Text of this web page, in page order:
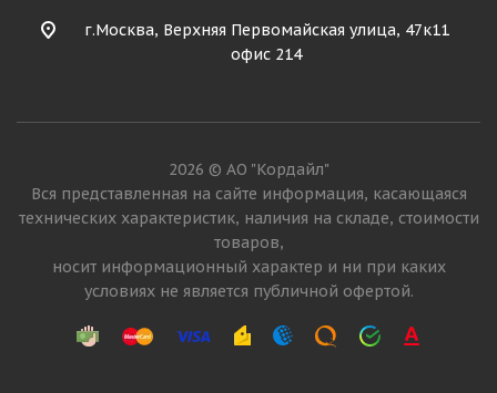
г.Москва, Верхняя Первомайская улица, 47к11
офис 214
2026 © АО "Кордайл"
Вся представленная на сайте информация, касающаяся
технических характеристик, наличия на складе, стоимости
товаров,
носит информационный характер и ни при каких
условиях не является публичной офертой.